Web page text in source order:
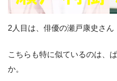
2人目は、俳優の瀬戸康史さん
こちらも特に似ているのは、
か。